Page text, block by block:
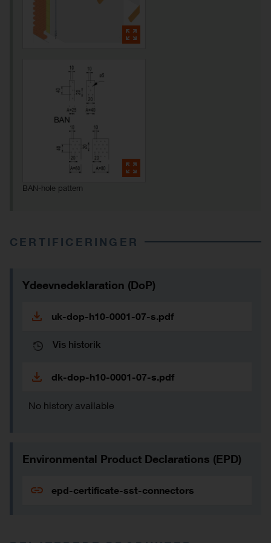
BAN-hole pattern
CERTIFICERINGER
Ydeevnedeklaration (DoP)
uk-dop-h10-0001-07-s.pdf
Vis historik
dk-dop-h10-0001-07-s.pdf
No history available
Environmental Product Declarations (EPD)
epd-certificate-sst-connectors